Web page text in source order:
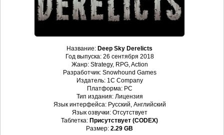
Название: Deep Sky Derelicts
Год выпуска: 26 сентября 2018
Жанр: Strategy, RPG, Action
Разработчик: Snowhound Games
Издатель: 1C Company
Платформа: PC
Тип издания: Лицензия
Язык интерфейса: Русский, Английский
Язык озвучки: Отсутствует
Таблетка: Присутствует (CODEX)
Размер: 2.29 GB